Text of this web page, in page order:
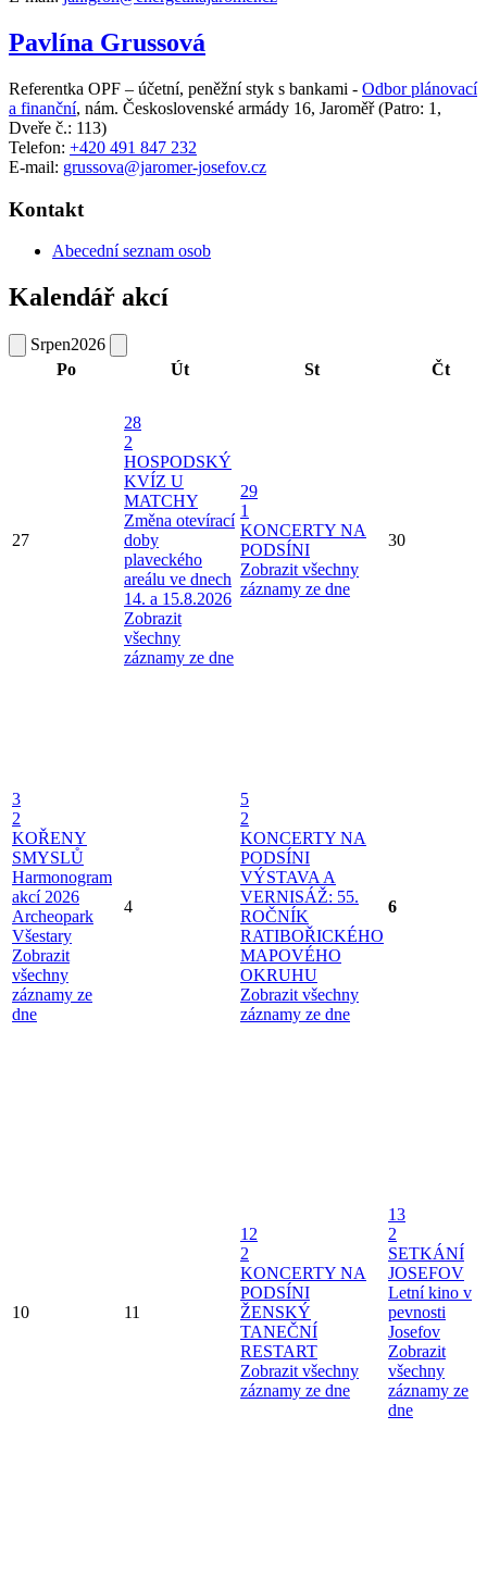
Pavlína Grussová
Referentka OPF – účetní, peněžní styk s bankami - Odbor plánovací
a finanční, nám. Československé armády 16, Jaroměř(Patro: 1,
Dveře č.: 113)
Telefon: +420 491 847 232
E-mail: grussova@jaromer-josefov.cz
Kontakt
Abecední seznam osob
Kalendář akcí
Srpen2026
Po
Út St Čt
27
28
2
HOSPODSKÝ
KVÍZ U
MATCHY
Změna otevírací
doby
plaveckého
areálu ve dnech
14. a 15.8.2026
Zobrazit
všechny
záznamy ze dne
29
1
KONCERTY NA
PODSÍNI
Zobrazit všechny
záznamy ze dne
30
3
2
KOŘENY
SMYSLŮ
Harmonogram
akcí 2026
Archeopark
Všestary
Zobrazit
všechny
záznamy ze
dne
4
5
2
KONCERTY NA
PODSÍNI
VÝSTAVA A
VERNISÁŽ: 55.
ROČNÍK
RATIBOŘICKÉHO
MAPOVÉHO
OKRUHU
Zobrazit všechny
záznamy ze dne
6
10 11
12
2
KONCERTY NA
PODSÍNI
ŽENSKÝ
TANEČNÍ
RESTART
Zobrazit všechny
záznamy ze dne
13
2
SETKÁNÍ
JOSEFOV
Letní kino v
pevnosti
Josefov
Zobrazit
všechny
záznamy ze
dne